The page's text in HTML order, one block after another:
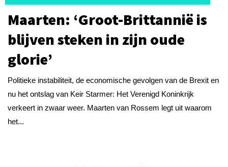
Maarten: ‘Groot-Brittannië is
blijven steken in zijn oude
glorie’
Politieke instabiliteit, de economische gevolgen van de Brexit en
nu het ontslag van Keir Starmer: Het Verenigd Koninkrijk
verkeert in zwaar weer. Maarten van Rossem legt uit waarom
het...